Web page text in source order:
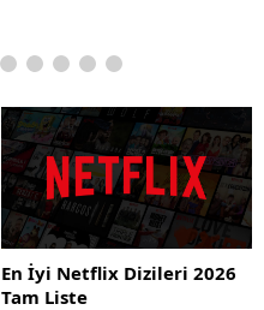
En İyi Netflix Dizileri 2026
Tam Liste